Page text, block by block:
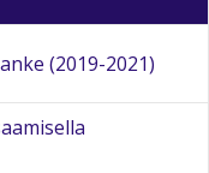
(2019-2021)